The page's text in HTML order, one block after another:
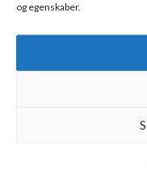
og egenskaber.
Vi slutter Midtvejsfesten
fra øverste hylde, når
TID OG STED: Det